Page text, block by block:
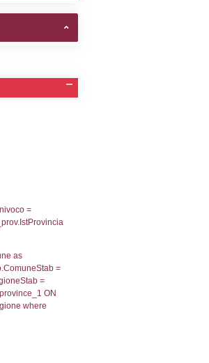
CONTROLLO A CUI è SOGGETTO
DI CUI ALL'ALLEGATO
STABILIMENTO